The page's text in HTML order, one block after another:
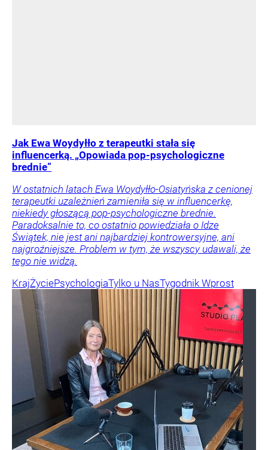
Jak Ewa Woydyłło z terapeutki stała się
influencerką. „Opowiada pop-psychologiczne
brednie”
W ostatnich latach Ewa Woydyłło-Osiatyńska z cenionej
terapeutki uzależnień zamieniła się w influencerkę,
niekiedy głoszącą pop-psychologiczne brednie.
Paradoksalnie to, co ostatnio powiedziała o Idze
Świątek, nie jest ani najbardziej kontrowersyjne, ani
najgroźniejsze. Problem w tym, że wszyscy udawali, że
tego nie widzą.
KrajŻyciePsychologiaTylko u NasTygodnik Wprost